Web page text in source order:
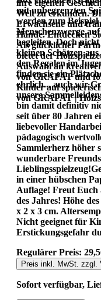
ihre eigenen
Welt zu erkunden.
Erwachsene und
Hände. Entdecken
Als glücklicher
bietet der
Auswahl an
von GRAPAT und
Kinder auf
von GRAPAT |
mit unbegrenzten
werden zum
Menschenzwerge
begleiten. Doch
kleinen Schätzen
den Regalen im
finden sie ein
ehrlich... auch wir
unsere
bin damit definitiv
seit über 80 Jahren
liebevoller
pädagogisch
Sammlerherz höher
wunderbare
in einer hübschen
Auflage! Freut Euch
des Jahres! Höhe
x 2 x 3 cm.
Nicht geeignet für
Erstickungsgefahr
Regulärer Preis:
Preis inkl. MwSt. zzgl.
Sofort verfügbar,